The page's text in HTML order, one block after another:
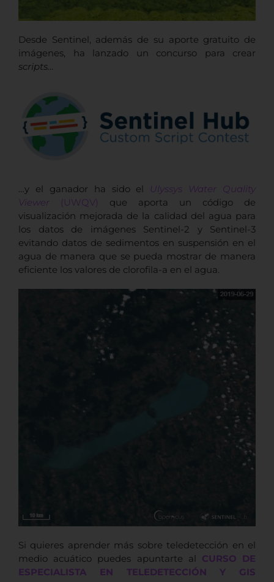
Desde Sentinel, además de su aporte gratuito de
imágenes, ha lanzado un concurso para crear
scripts…
…y el ganador ha sido el Ulyssys Water Quality
Viewer (UWQV)
que aporta un código de
visualización mejorada de la calidad del agua para
los datos de imágenes Sentinel-2 y Sentinel-3
evitando datos de sedimentos en suspensión en el
agua de manera que se pueda mostrar de manera
eficiente los valores de clorofila-a en el agua.
Si quieres aprender más sobre teledetección en el
medio acuático puedes apuntarte al CURSO DE
ESPECIALISTA EN TELEDETECCIÓN Y GIS